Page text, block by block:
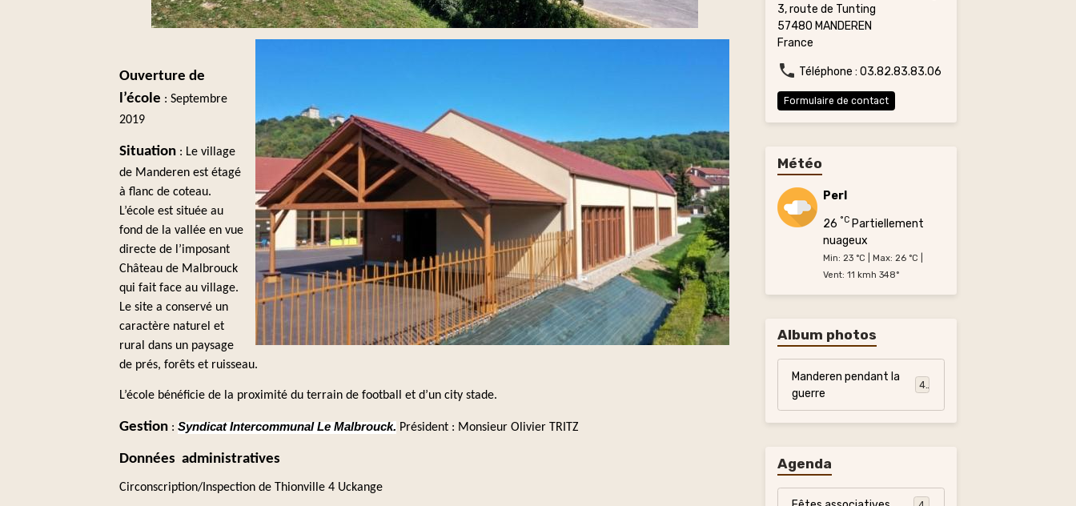
Ouverture de
l’école : Septembre
2019
Situation : Le village
de Manderen est étagé
à flanc de coteau.
L’école est située au
fond de la vallée en vue
directe de l’imposant
Château de Malbrouck
qui fait face au village.
Le site a conservé un
caractère naturel et
rural dans un paysage
de prés, forêts et ruisseau.
L’école bénéficie de la proximité du terrain de football et d’un city stade.
Gestion :Syndicat Intercommunal Le Malbrouck. Président : Monsieur Olivier TRITZ
Données administratives
Circonscription/Inspection de Thionville 4 Uckange
3, route de Tunting
57480 MANDEREN
France
Téléphone : 03.82.83.83.06
Formulaire de contact
Météo
Perl
26 °CPartiellement
nuageux
Min: 23 °C | Max: 26 °C |
Vent: 11 kmh 348°
Album photos
Manderen pendant la
guerre
Agenda